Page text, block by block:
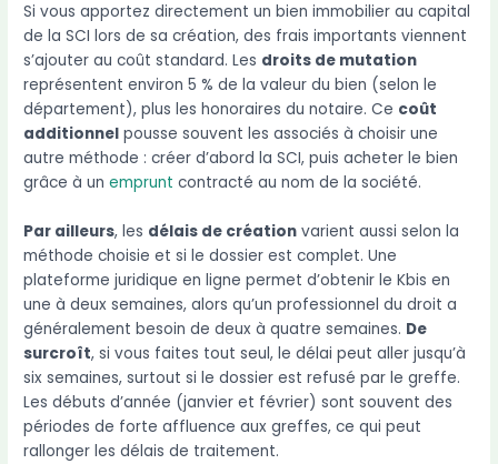
Si vous apportez directement un bien immobilier au capital
de la SCI lors de sa création, des frais importants viennent
s’ajouter au coût standard. Les droits de mutation
représentent environ 5 % de la valeur du bien (selon le
département), plus les honoraires du notaire. Ce coût
additionnel pousse souvent les associés à choisir une
autre méthode : créer d’abord la SCI, puis acheter le bien
grâce à unemprunt contracté au nom de la société.
Par ailleurs, les délais de création varient aussi selon la
méthode choisie et si le dossier est complet. Une
plateforme juridique en ligne permet d’obtenir le Kbis en
une à deux semaines, alors qu’un professionnel du droit a
généralement besoin de deux à quatre semaines. De
surcroît, si vous faites tout seul, le délai peut aller jusqu’à
six semaines, surtout si le dossier est refusé par le greffe.
Les débuts d’année (janvier et février) sont souvent des
périodes de forte affluence aux greffes, ce qui peut
rallonger les délais de traitement.